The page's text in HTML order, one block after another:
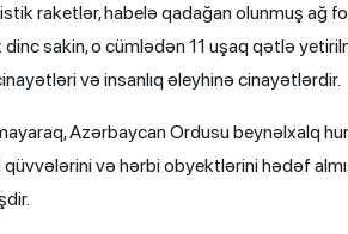
raketlər, habelə qadağan olunmuş ağ
sakin, o cümlədən 11 uşaq qətlə
və insanlıq əleyhinə cinayətlərdir.
Azərbaycan Ordusu beynəlxalq
və hərbi obyektlərini hədəf